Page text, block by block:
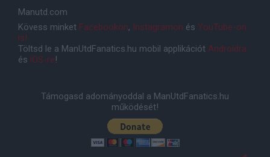
Manutd.com
Kövess minket Facebookon, Instagramon és YouTube-on
is!
Töltsd le a ManUtdFanatics.hu mobil applikációt Androidra
és iOS-re!
Támogasd adományoddal a ManUtdFanatics.hu
működését!